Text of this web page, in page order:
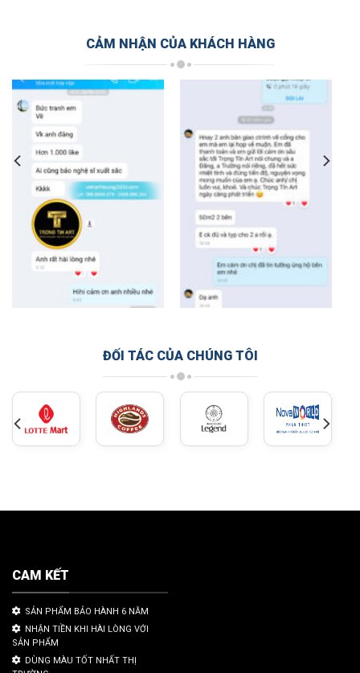
CẢM NHẬN CỦA KHÁCH HÀNG
ĐỐI TÁC CỦA CHÚNG TÔI
CAM KẾT
SẢN PHẨM BẢO HÀNH 6 NĂM
NHẬN TIỀN KHI HÀI LÒNG VỚI
SẢN PHẨM
DÙNG MÀU TỐT NHẤT THỊ